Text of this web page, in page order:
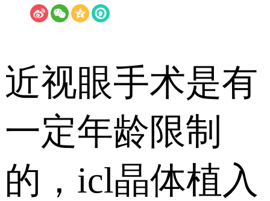
近视眼手术是有
一定年龄限制
的，icl晶体植入